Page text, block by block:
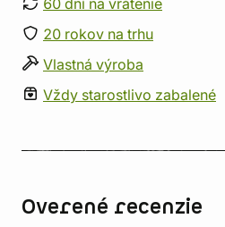
60 dní na vrátenie
20 rokov na trhu
Vlastná výroba
Vždy starostlivo zabalené
Overené recenzie